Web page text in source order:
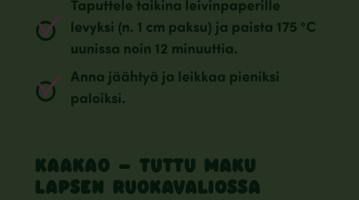
Taputtele taikina leivinpaperille
levyksi (n. 1 cm paksu) ja paista 175 °C
uunissa noin 12 minuuttia.
Anna jäähtyä ja leikkaa pieniksi
paloiksi.
KAAKAO – TUTTU MAKU
LAPSEN RUOKAVALIOSSA